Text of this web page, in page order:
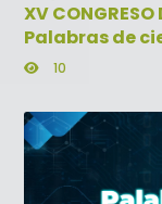
XV CONGRESO
Palabras de
10